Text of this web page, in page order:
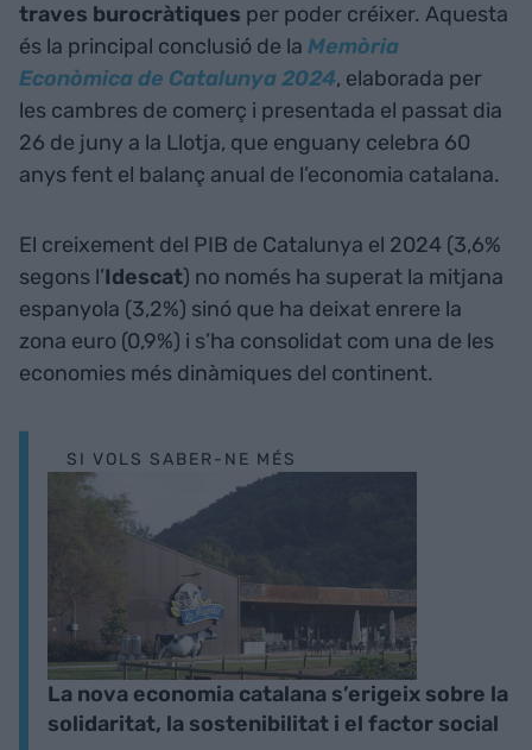
traves burocràtiques per poder créixer. Aquesta
és la principal conclusió de la Memòria
Econòmica de Catalunya 2024, elaborada per
les cambres de comerç i presentada el passat dia
26 de juny a la Llotja, que enguany celebra 60
anys fent el balanç anual de l’economia catalana.
El creixement del PIB de Catalunya el 2024 (3,6%
segons l’Idescat) no només ha superat la mitjana
espanyola (3,2%) sinó que ha deixat enrere la
zona euro (0,9%) i s’ha consolidat com una de les
economies més dinàmiques del continent.
SI VOLS SABER-NE MÉS
La nova economia catalana s’erigeix sobre la
solidaritat, la sostenibilitat i el factor social